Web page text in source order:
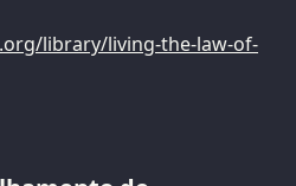
library/living-the-law-of-